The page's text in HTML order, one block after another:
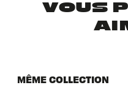
VOUS
MÊME COLLECTION